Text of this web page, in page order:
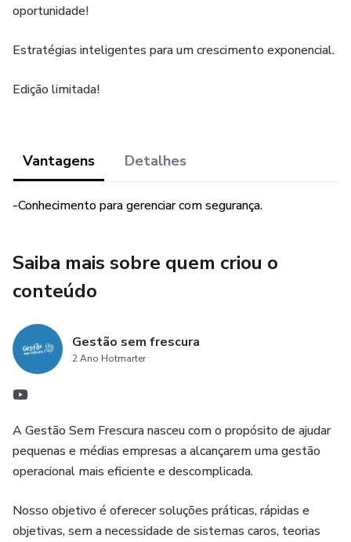
oportunidade!
Estratégias inteligentes para um crescimento exponencial.
Edição limitada!
Vantagens Detalhes
-Conhecimento para gerenciar com segurança.
Saiba mais sobre quem criou o
conteúdo
Gestão sem frescura
2 Ano Hotmarter
A Gestão Sem Frescura nasceu com o propósito de ajudar
pequenas e médias empresas a alcançarem uma gestão
operacional mais eficiente e descomplicada.
Nosso objetivo é oferecer soluções práticas, rápidas e
objetivas, sem a necessidade de sistemas caros, teorias